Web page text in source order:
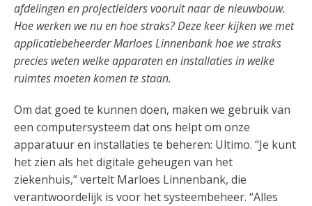
afdelingen en projectleiders vooruit naar de nieuwbouw.
Hoe werken we nu en hoe straks? Deze keer kijken we met
applicatiebeheerder Marloes Linnenbank hoe we straks
precies weten welke apparaten en installaties in welke
ruimtes moeten komen te staan.
Om dat goed te kunnen doen, maken we gebruik van
een computersysteem dat ons helpt om onze
apparatuur en installaties te beheren: Ultimo. “Je kunt
het zien als het digitale geheugen van het
ziekenhuis,” vertelt Marloes Linnenbank, die
verantwoordelijk is voor het systeembeheer. “Alles